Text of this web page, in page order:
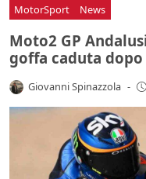
MotorSport News
Moto2 GP
goffa caduta
Giovanni Spinazzola -